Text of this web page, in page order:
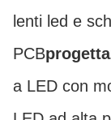
lenti led e
PCB
a LED con